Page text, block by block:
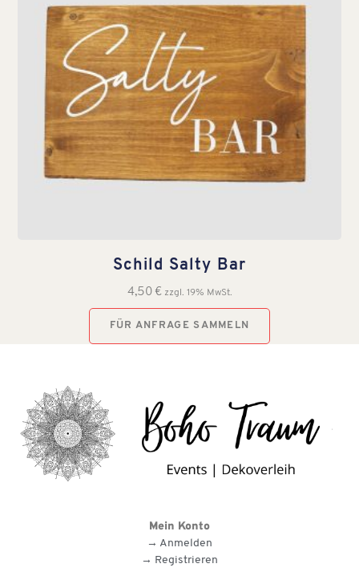
Schild Salty Bar
4,50 € zzgl. 19% MwSt.
FÜR ANFRAGE SAMMELN
Mein Konto
→ Anmelden
→ Registrieren